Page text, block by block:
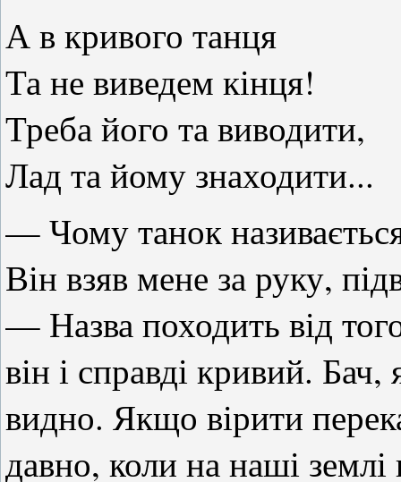
А в кривого танця
Та не виведем кінця!
Треба його та виводити,
Лад та йому знаходити...
— Чому танок
Він взяв мене за руку,
— Назва походить від
він і справді кривий.
видно. Якщо вірити
давно, коли на наші землі